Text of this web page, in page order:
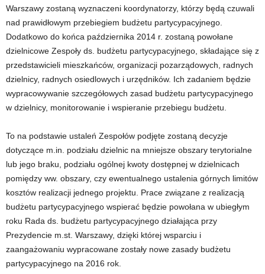
Warszawy zostaną wyznaczeni koordynatorzy, którzy będą czuwali
nad prawidłowym przebiegiem budżetu partycypacyjnego.
Dodatkowo do końca października 2014 r. zostaną powołane
dzielnicowe Zespoły ds. budżetu partycypacyjnego, składające się z
przedstawicieli mieszkańców, organizacji pozarządowych, radnych
dzielnicy, radnych osiedlowych i urzędników. Ich zadaniem będzie
wypracowywanie szczegółowych zasad budżetu partycypacyjnego
w dzielnicy, monitorowanie i wspieranie przebiegu budżetu.
To na podstawie ustaleń Zespołów podjęte zostaną decyzje
dotyczące m.in. podziału dzielnic na mniejsze obszary terytorialne
lub jego braku, podziału ogólnej kwoty dostępnej w dzielnicach
pomiędzy ww. obszary, czy ewentualnego ustalenia górnych limitów
kosztów realizacji jednego projektu. Prace związane z realizacją
budżetu partycypacyjnego wspierać będzie powołana w ubiegłym
roku Rada ds. budżetu partycypacyjnego działająca przy
Prezydencie m.st. Warszawy, dzięki której wsparciu i
zaangażowaniu wypracowane zostały nowe zasady budżetu
partycypacyjnego na 2016 rok.